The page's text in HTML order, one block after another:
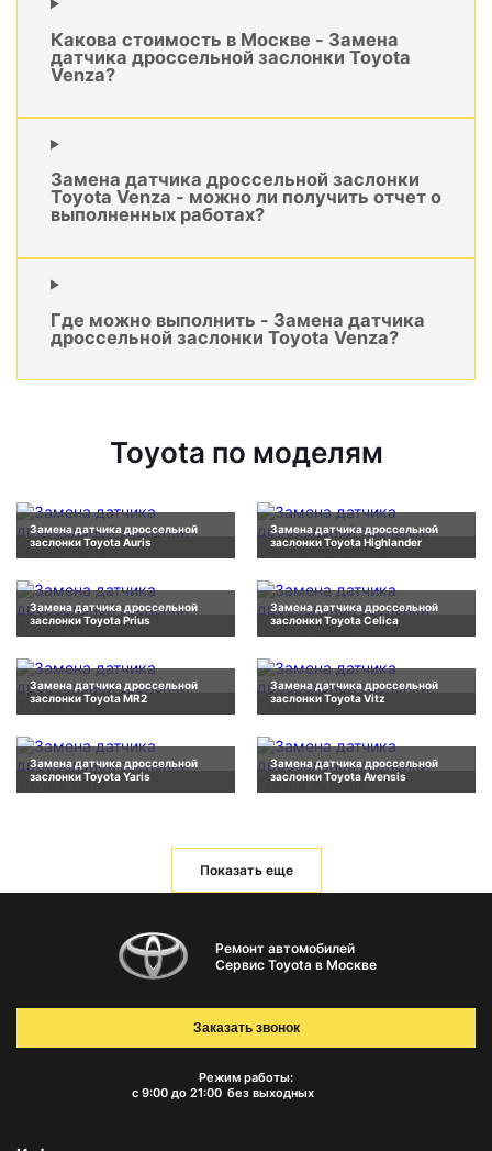
Какова стоимость в Москве - Замена
датчика дроссельной заслонки Toyota
Venza?
Замена датчика дроссельной заслонки
Toyota Venza - можно ли получить отчет о
выполненных работах?
Где можно выполнить - Замена датчика
дроссельной заслонки Toyota Venza?
Toyota по моделям
Замена датчика дроссельной
заслонки Toyota Auris
Замена датчика дроссельной
заслонки Toyota Highlander
Замена датчика дроссельной
заслонки Toyota Prius
Замена датчика дроссельной
заслонки Toyota Celica
Замена датчика дроссельной
заслонки Toyota MR2
Замена датчика дроссельной
заслонки Toyota Vitz
Замена датчика дроссельной
заслонки Toyota Yaris
Замена датчика дроссельной
заслонки Toyota Avensis
Показать еще
Ремонт автомобилей
Сервис Toyota в Москве
Режим работы:
с 9:00 до 21:00 без выходных
Заказать звонок